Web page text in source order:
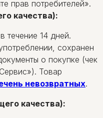
прав потребителей».
качества):
течение 14 дней.
сохранен
о покупке (чек
Товар
невозвратных.
качества):